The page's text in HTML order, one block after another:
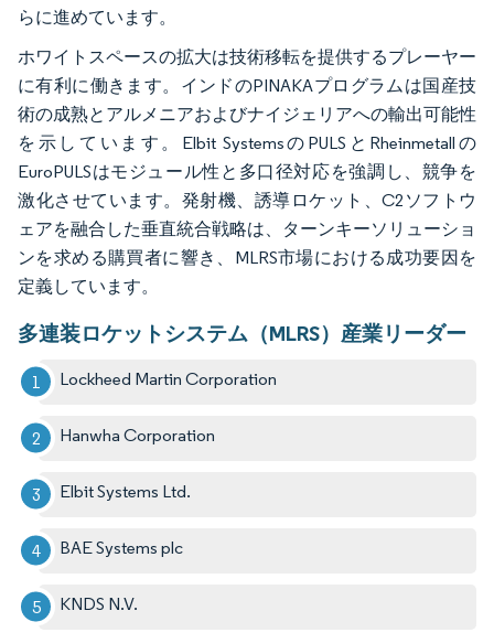
らに進めています。
ホワイトスペースの拡大は技術移転を提供するプレーヤー
に有利に働きます。インドのPINAKAプログラムは国産技
術の成熟とアルメニアおよびナイジェリアへの輸出可能性
を示しています。Elbit SystemsのPULSとRheinmetallの
EuroPULSはモジュール性と多口径対応を強調し、競争を
激化させています。発射機、誘導ロケット、C2ソフトウ
ェアを融合した垂直統合戦略は、ターンキーソリューショ
ンを求める購買者に響き、MLRS市場における成功要因を
定義しています。
多連装ロケットシステム（MLRS）産業リーダー
Lockheed Martin Corporation
Hanwha Corporation
Elbit Systems Ltd.
BAE Systems plc
KNDS N.V.